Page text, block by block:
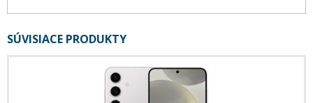
SÚVISIACE PRODUKTY